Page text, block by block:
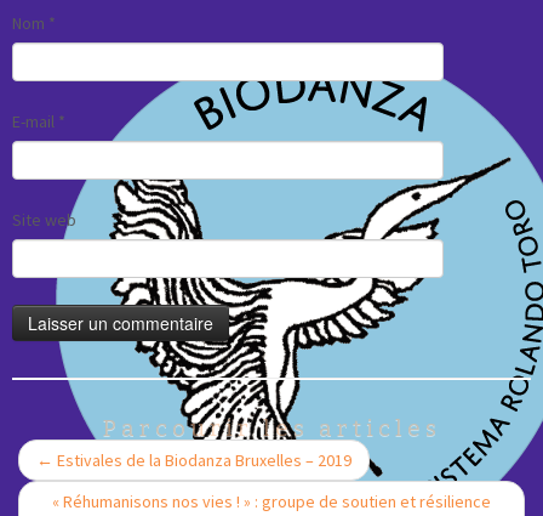
Nom *
E-mail *
Site web
Parcourir les articles
← Estivales de la Biodanza Bruxelles – 2019
« Réhumanisons nos vies ! » : groupe de soutien et résilience